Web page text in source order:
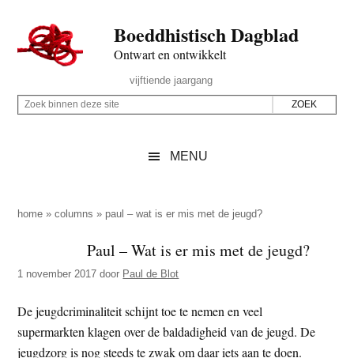
naar
de
inhoud
secondary
naar
de
sidebar
naar
de
Boeddhistisch Dagblad
Ontwart en ontwikkelt
Rechts
vijftiende jaargang
Z
p
z
e
s
i
Z
i
e
d
e
z
MENU
home »columns » paul – wat is er mis met de jeugd?
Paul – Wat is er mis met de jeugd?
1 november 2017 door Paul de Blot
De jeugdcriminaliteit schijnt toe te nemen en veel
supermarkten klagen over de baldadigheid van de jeugd. De
jeugdzorg is nog steeds te zwak om daar iets aan te doen.